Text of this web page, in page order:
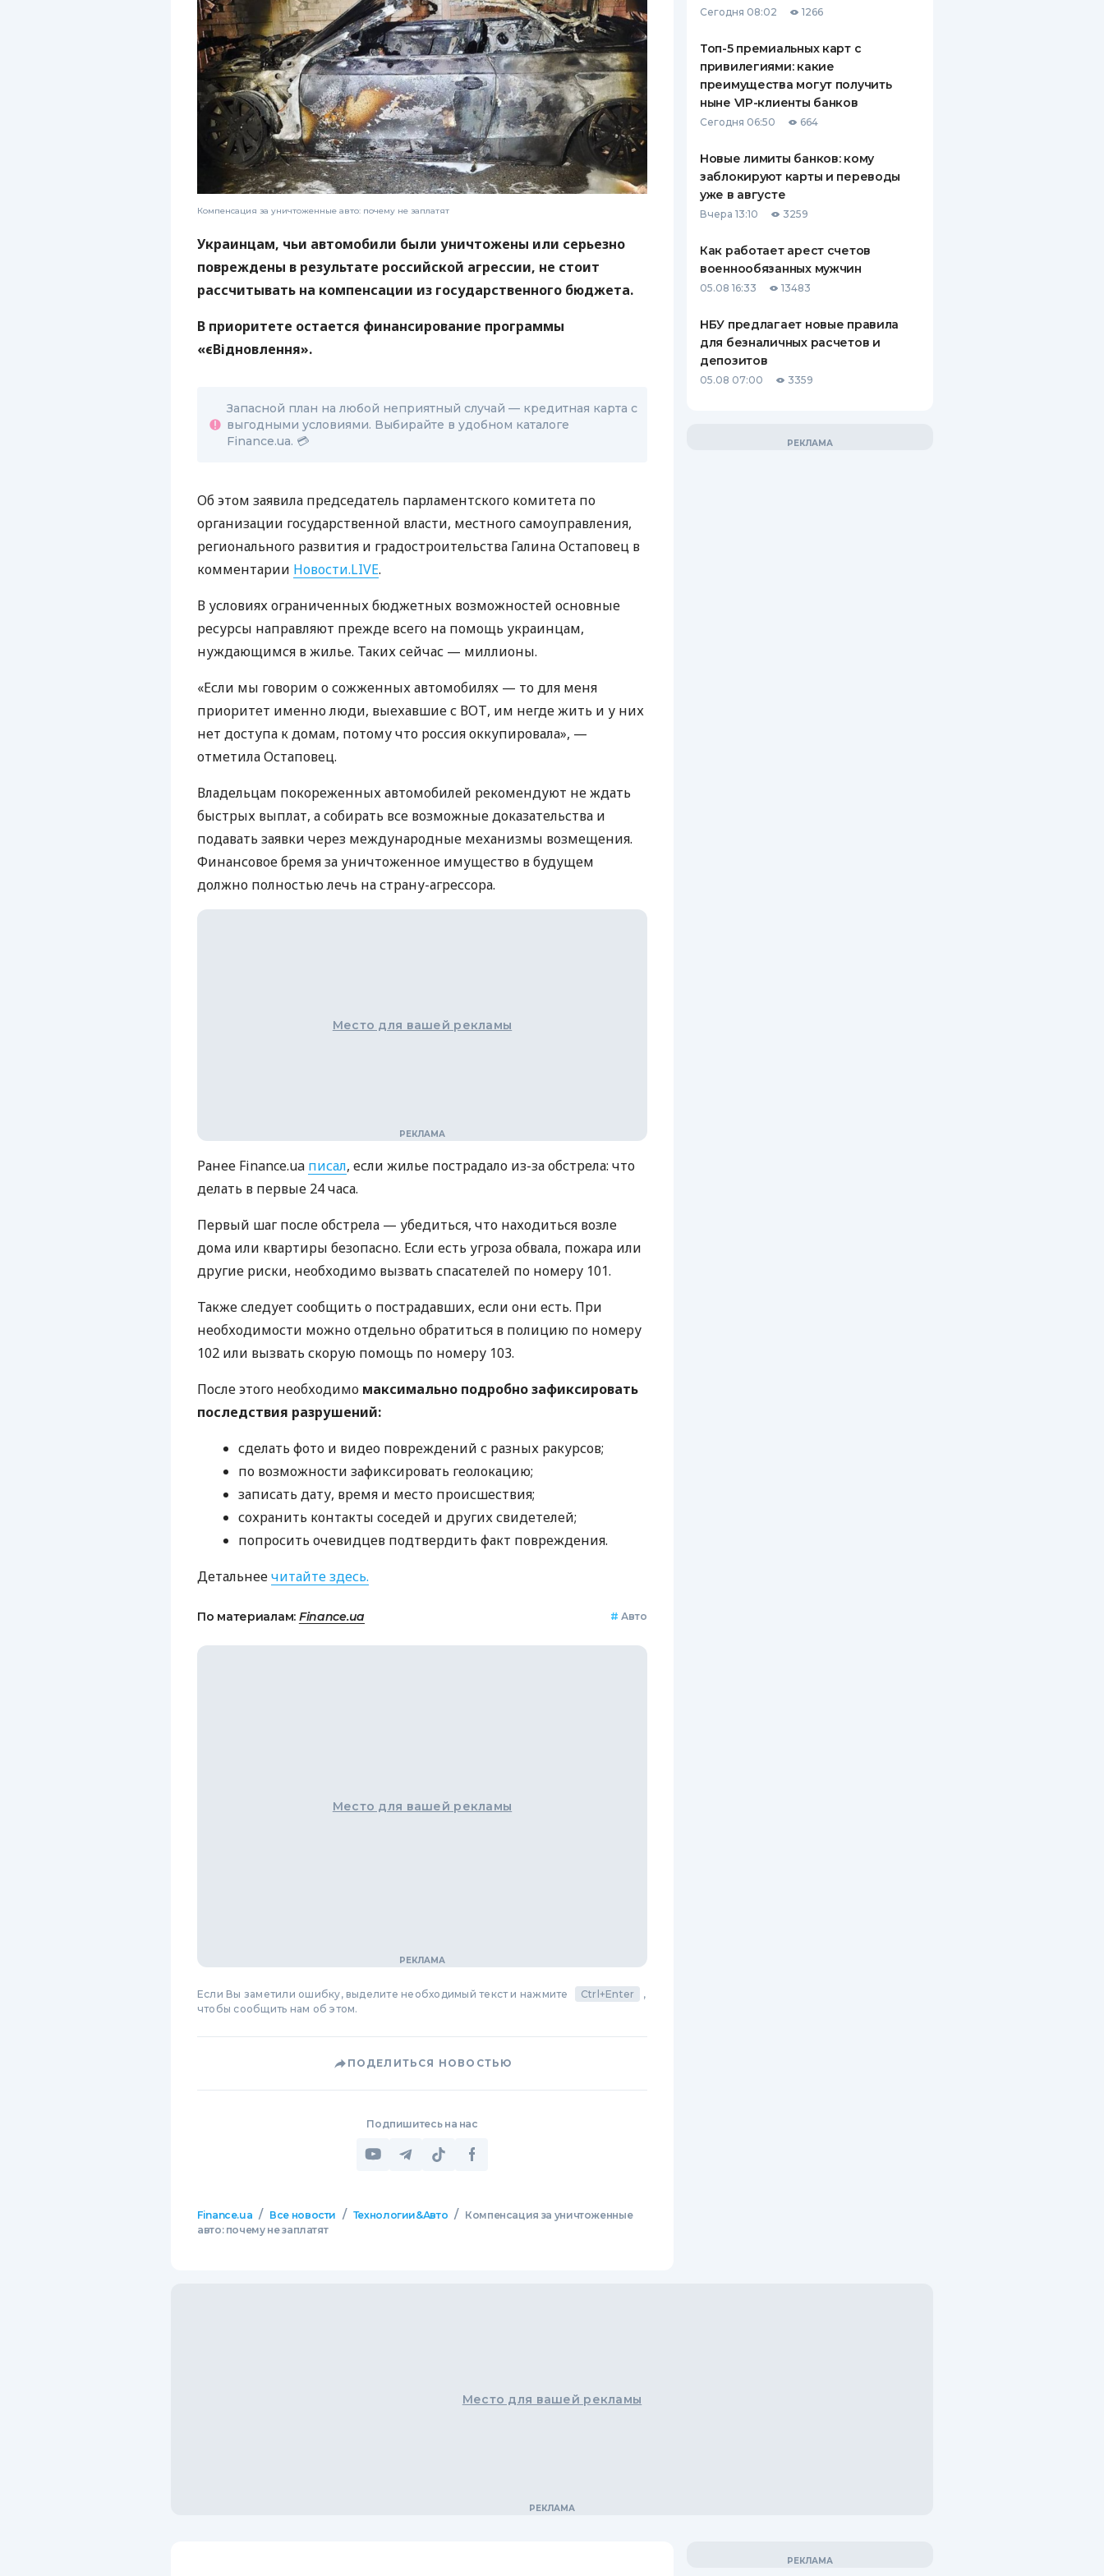
ЕЖЕМЕСЯЧНЫЙ ОБЗОР
КЕШБЭКА
ПУТЕВОДИТЕЛИ ПО
БАНКОВСКИМ КАРТАМ
ВСЕ СТРАХОВЫЕ ПОЛИСЫ
СТРАХОВЫЕ КОМПАНИИ
КОМПАНИЯХ
КОНТАКТЫ
Компенсация за уничтоженные авто: почему не заплатят
Украинцам, чьи автомобили были уничтожены или серьезно
повреждены в результате российской агрессии, не стоит
рассчитывать на компенсации из государственного бюджета.
В приоритете остается финансирование программы
«єВідновлення».
Запасной план на любой неприятный случай — кредитная карта с
выгодными условиями. Выбирайте в удобном каталоге
Finance.ua. 💳
Об этом заявила председатель парламентского комитета по
организации государственной власти, местного самоуправления,
регионального развития и градостроительства Галина Остаповец в
комментарии Новости.LIVE.
В условиях ограниченных бюджетных возможностей основные
ресурсы направляют прежде всего на помощь украинцам,
нуждающимся в жилье. Таких сейчас — миллионы.
«Если мы говорим о сожженных автомобилях — то для меня
приоритет именно люди, выехавшие с ВОТ, им негде жить и у них
нет доступа к домам, потому что россия оккупировала», —
отметила Остаповец.
Владельцам покореженных автомобилей рекомендуют не ждать
быстрых выплат, а собирать все возможные доказательства и
подавать заявки через международные механизмы возмещения.
Финансовое бремя за уничтоженное имущество в будущем
должно полностью лечь на страну-агрессора.
Место для вашей рекламы
Ранее Finance.ua писал, если жилье пострадало из-за обстрела: что
делать в первые 24 часа.
Первый шаг после обстрела — убедиться, что находиться возле
дома или квартиры безопасно. Если есть угроза обвала, пожара или
другие риски, необходимо вызвать спасателей по номеру 101.
Также следует сообщить о пострадавших, если они есть. При
необходимости можно отдельно обратиться в полицию по номеру
102 или вызвать скорую помощь по номеру 103.
После этого необходимо максимально подробно зафиксировать
последствия разрушений:
сделать фото и видео повреждений с разных ракурсов;
по возможности зафиксировать геолокацию;
записать дату, время и место происшествия;
сохранить контакты соседей и других свидетелей;
попросить очевидцев подтвердить факт повреждения.
Детальнеечитайте здесь.
По материалам: Finance.ua # Авто
Место для вашей рекламы
Если Вы заметили ошибку, выделите необходимый текст и нажмите Ctrl+Enter
,
чтобы сообщить нам об этом.
ПОДЕЛИТЬСЯ НОВОСТЬЮ
Подпишитесь на нас
Finance.ua / Все новости / Технологии&Авто /
Компенсация за уничтоженные
авто: почему не заплатят
Сегодня 08:02 1266
Топ-5 премиальных карт с
привилегиями: какие
преимущества могут получить
ныне VIP-клиенты банков
Сегодня 06:50 664
Новые лимиты банков: кому
заблокируют карты и переводы
уже в августе
Вчера 13:10 3259
Как работает арест счетов
военнообязанных мужчин
05.08 16:33 13483
НБУ предлагает новые правила
для безналичных расчетов и
депозитов
05.08 07:00 3359
Место для вашей рекламы